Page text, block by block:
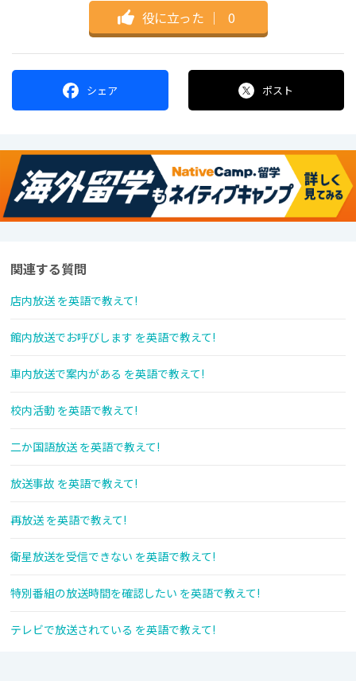
役に立った ｜ 0
シェア ポスト
関連する質問
店内放送 を英語で教えて!
館内放送でお呼びします を英語で教えて!
車内放送で案内がある を英語で教えて!
校内活動 を英語で教えて!
二か国語放送 を英語で教えて!
放送事故 を英語で教えて!
再放送 を英語で教えて!
衛星放送を受信できない を英語で教えて!
特別番組の放送時間を確認したい を英語で教えて!
テレビで放送されている を英語で教えて!